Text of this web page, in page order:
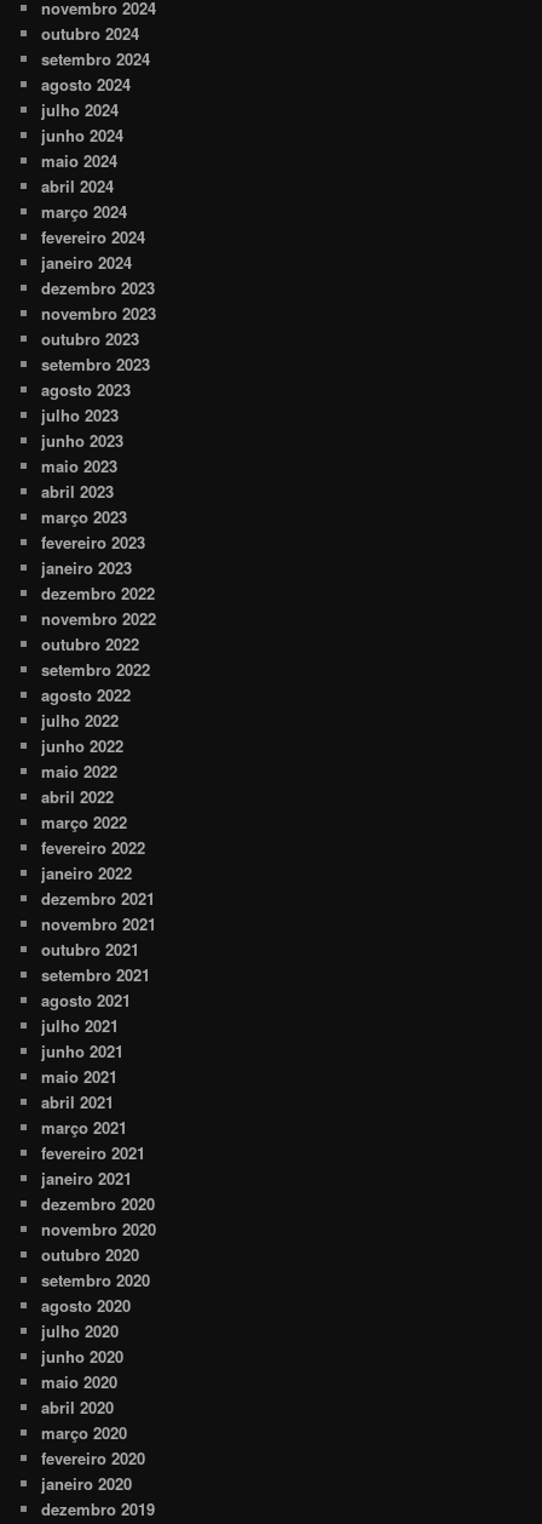
novembro 2024
outubro 2024
setembro 2024
agosto 2024
julho 2024
junho 2024
maio 2024
abril 2024
março 2024
fevereiro 2024
janeiro 2024
dezembro 2023
novembro 2023
outubro 2023
setembro 2023
agosto 2023
julho 2023
junho 2023
maio 2023
abril 2023
março 2023
fevereiro 2023
janeiro 2023
dezembro 2022
novembro 2022
outubro 2022
setembro 2022
agosto 2022
julho 2022
junho 2022
maio 2022
abril 2022
março 2022
fevereiro 2022
janeiro 2022
dezembro 2021
novembro 2021
outubro 2021
setembro 2021
agosto 2021
julho 2021
junho 2021
maio 2021
abril 2021
março 2021
fevereiro 2021
janeiro 2021
dezembro 2020
novembro 2020
outubro 2020
setembro 2020
agosto 2020
julho 2020
junho 2020
maio 2020
abril 2020
março 2020
fevereiro 2020
janeiro 2020
dezembro 2019